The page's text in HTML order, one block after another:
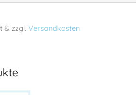
& Duft
& zzgl. Versandkosten